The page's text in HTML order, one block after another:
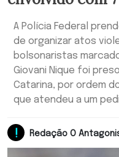
A Polícia Federal
de organizar atos
bolsonaristas
Giovani Nique foi
Catarina, por ordem
que atendeu a um
Redação O